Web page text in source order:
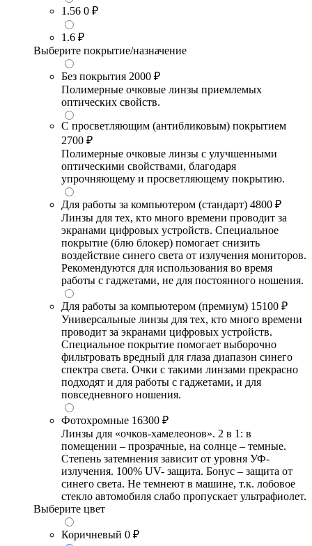
1.56 0 ₽
1.6 ₽
Выберите покрытие/назначение
Без покрытия 2000 ₽
Полимерные очковые линзы приемлемых
оптических свойств.
С просветляющим (антибликовым) покрытием
2700 ₽
Полимерные очковые линзы с улучшенными
оптическими свойствами, благодаря
упрочняющему и просветляющему покрытию.
Для работы за компьютером (стандарт) 4800 ₽
Линзы для тех, кто много времени проводит за
экранами цифровых устройств. Специальное
покрытие (блю блокер) помогает снизить
воздействие синего света от излучения мониторов.
Рекомендуются для использования во время
работы с гаджетами, не для постоянного ношения.
Для работы за компьютером (премиум) 15100 ₽
Универсальные линзы для тех, кто много времени
проводит за экранами цифровых устройств.
Специальное покрытие помогает выборочно
фильтровать вредный для глаза диапазон синего
спектра света. Очки с такими линзами прекрасно
подходят и для работы с гаджетами, и для
повседневного ношения.
Фотохромные 16300 ₽
Линзы для «очков-хамелеонов». 2 в 1: в
помещении – прозрачные, на солнце – темные.
Степень затемнения зависит от уровня УФ-
излучения. 100% UV- защита. Бонус – защита от
синего света. Не темнеют в машине, т.к. лобовое
стекло автомобиля слабо пропускает ультрафиолет.
Выберите цвет
Коричневый 0 ₽